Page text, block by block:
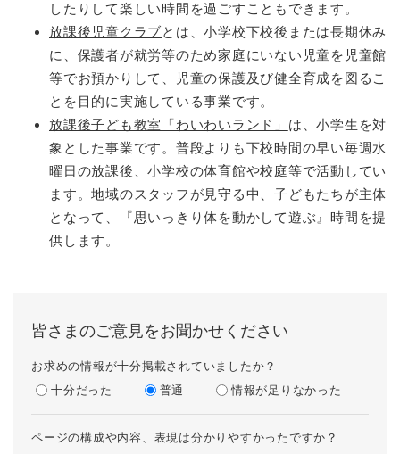
したりして楽しい時間を過ごすこともできます。
放課後児童クラブとは、小学校下校後または長期休み
に、保護者が就労等のため家庭にいない児童を児童館
等でお預かりして、児童の保護及び健全育成を図るこ
とを目的に実施している事業です。
放課後子ども教室「わいわいランド」 は、小学生を対
象とした事業です。普段よりも下校時間の早い毎週水
曜日の放課後、小学校の体育館や校庭等で活動してい
ます。地域のスタッフが見守る中、子どもたちが主体
となって、『思いっきり体を動かして遊ぶ』時間を提
供します。
皆さまのご意見をお聞かせください
お求めの情報が十分掲載されていましたか？
十分だった
普通 情報が足りなかった
ページの構成や内容、表現は分かりやすかったですか？